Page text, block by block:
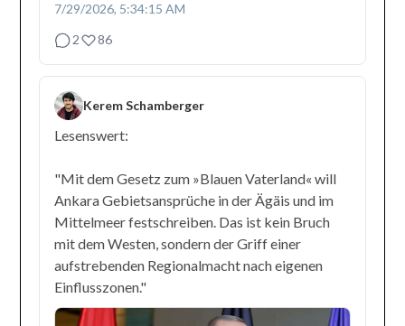
7/29/2026, 5:34:15 AM
2
86
Kerem Schamberger
Lesenswert:
"Mit dem Gesetz zum »Blauen Vaterland« will
Ankara Gebietsansprüche in der Ägäis und im
Mittelmeer festschreiben. Das ist kein Bruch
mit dem Westen, sondern der Griff einer
aufstrebenden Regionalmacht nach eigenen
Einflusszonen."